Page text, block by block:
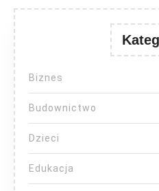
Biznes
Budownictwo
Dzieci
Edukacja